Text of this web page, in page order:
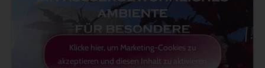
Klicke hier, um Marketing-Cookies zu
akzeptieren und diesen Inhalt zu aktivieren